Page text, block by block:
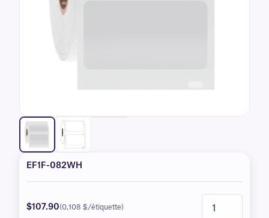
EF1F-082WH
$107.90(0,108 $/étiquette)